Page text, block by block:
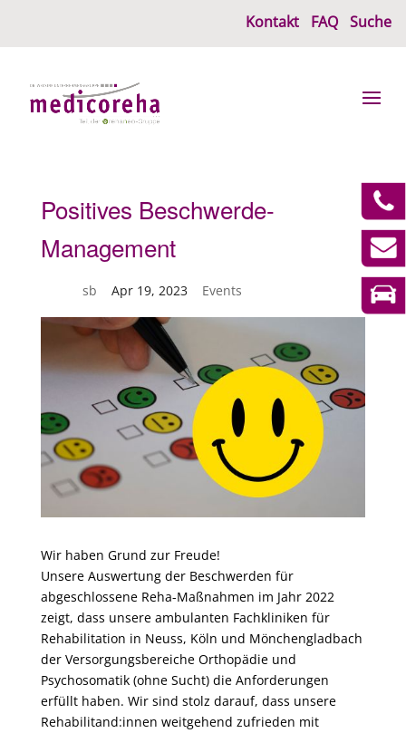
Kontakt FAQ Suche
Positives Beschwerde-
Management
sb Apr 19, 2023 Events
Wir haben Grund zur Freude!
Unsere Auswertung der Beschwerden für
abgeschlossene Reha-Maßnahmen im Jahr 2022
zeigt, dass unsere ambulanten Fachkliniken für
Rehabilitation in Neuss, Köln und Mönchengladbach
der Versorgungsbereiche Orthopädie und
Psychosomatik (ohne Sucht) die Anforderungen
erfüllt haben. Wir sind stolz darauf, dass unsere
Rehabilitand:innen weitgehend zufrieden mit